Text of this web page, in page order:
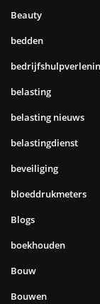
Beauty
bedden
belasting
belasting nieuws
belastingdienst
beveiliging
bloeddrukmeters
Blogs
boekhouden
Bouw
Bouwen